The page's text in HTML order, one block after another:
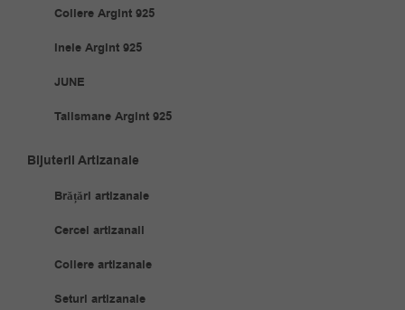
Coliere Argint 925
Inele Argint 925
JUNE
Talismane Argint 925
Bijuterii Artizanale
Brățări artizanale
Cercei artizanali
Coliere artizanale
Seturi artizanale